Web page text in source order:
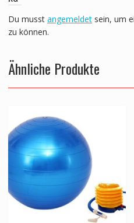
Du musst angemeldetsein, um
zu können.
Ähnliche Produkte